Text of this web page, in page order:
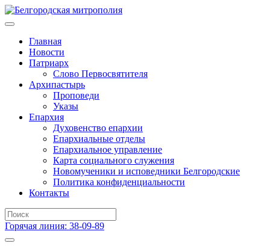
Главная
Новости
Патриарх
Слово Первосвятителя
Архипастырь
Проповеди
Указы
Епархия
Духовенство епархии
Епархиальные отделы
Епархиальное управление
Карта социального служения
Новомученики и исповедники Белгородские
Политика конфиденциальности
Контакты
Горячая линия: 38-09-89